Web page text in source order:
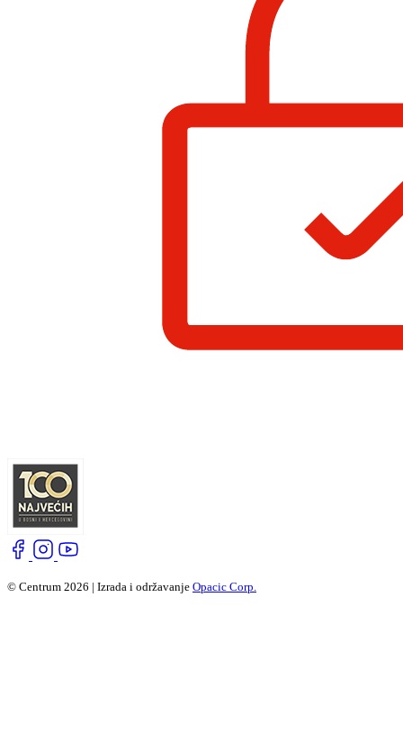
© Centrum 2026 | Izrada i održavanje Opacic Corp.